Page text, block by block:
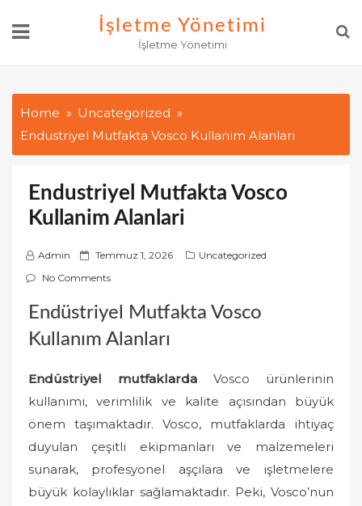
İşletme Yönetimi
İşletme Yönetimi
Home
Uncategorized
Endustriyel Mutfakta Vosco Kullanim Alanlari
Endustriyel Mutfakta Vosco
Kullanim Alanlari
Admin
P
o
t
Temmuz 1, 2026
Uncategorized
No Comments
Endüstriyel Mutfakta Vosco
Kullanım Alanları
Endüstriyel mutfaklarda Vosco ürünlerinin
kullanımı, verimlilik ve kalite açısından büyük
önem taşımaktadır. Vosco, mutfaklarda ihtiyaç
duyulan çeşitli ekipmanları ve malzemeleri
sunarak, profesyonel aşçılara ve işletmelere
büyük kolaylıklar sağlamaktadır. Peki, Vosco’nun